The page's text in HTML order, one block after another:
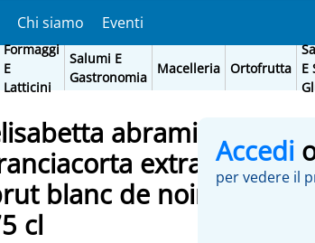
Chi siamo Eventi
Formaggi
E
Latticini
Salumi E
Gastronomia
Macelleria Ortofrutta
E
abrami
extra
blanc de noir
cl
Accedi
per vedere il